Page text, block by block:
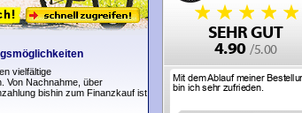
vielfältige
Von Nachnahme, über
bishin zum Finanzkauf ist